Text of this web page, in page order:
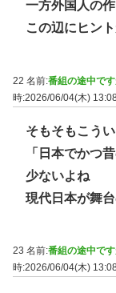
一方外国人の
この辺にヒン
22 名前:番組の途中で
時:2026/06/04(木)
そもそもこう
「日本でかつ
少ないよね
現代日本が舞
23 名前:番組の途中で
時:2026/06/04(木)